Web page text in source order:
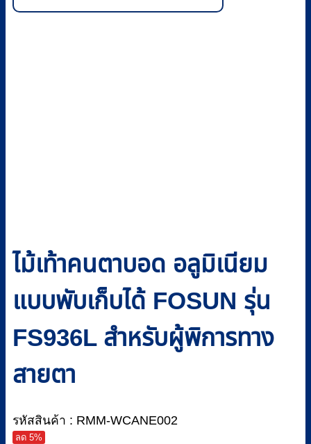
ไม้เท้าคนตาบอด อลูมิเนียม
แบบพับเก็บได้ FOSUN รุ่น
FS936L สำหรับผู้พิการทาง
สายตา
รหัสสินค้า : RMM-WCANE002
ลด 5%